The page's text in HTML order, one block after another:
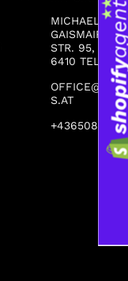
MICHAEL-
GAISMAIR-
STR. 95,
6410 TELFS
S.AT